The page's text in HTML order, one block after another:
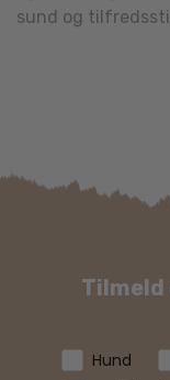
sund og
Tilmeld
Hund